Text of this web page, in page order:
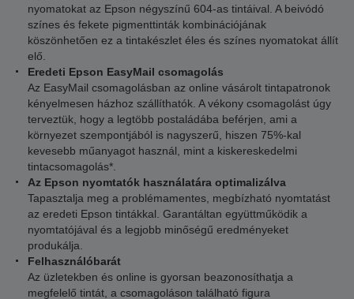
nyomatokat az Epson négyszínű 604-as tintáival. A beivódó
színes és fekete pigmenttinták kombinációjának
köszönhetően ez a tintakészlet éles és színes nyomatokat állít
elő.
Eredeti Epson EasyMail csomagolás
Az EasyMail csomagolásban az online vásárolt tintapatronok
kényelmesen házhoz szállíthatók. A vékony csomagolást úgy
terveztük, hogy a legtöbb postaládába beférjen, ami a
környezet szempontjából is nagyszerű, hiszen 75%-kal
kevesebb műanyagot használ, mint a kiskereskedelmi
tintacsomagolás*.
Az Epson nyomtatók használatára optimalizálva
Tapasztalja meg a problémamentes, megbízható nyomtatást
az eredeti Epson tintákkal. Garantáltan együttműködik a
nyomtatójával és a legjobb minőségű eredményeket
produkálja.
Felhasználóbarát
Az üzletekben és online is gyorsan beazonosíthatja a
megfelelő tintát, a csomagoláson található figura